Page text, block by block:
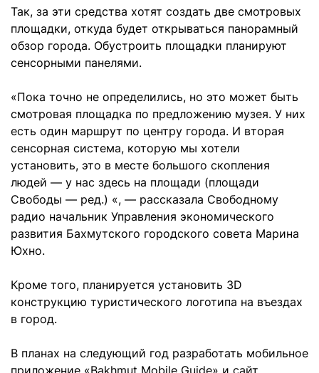
Так, за эти средства хотят создать две смотровых
площадки, откуда будет открываться панорамный
обзор города. Обустроить площадки планируют
сенсорными панелями.
«Пока точно не определились, но это может быть
смотровая площадка по предложению музея. У них
есть один маршрут по центру города. И вторая
сенсорная система, которую мы хотели
установить, это в месте большого скопления
людей — у нас здесь на площади (площади
Свободы — ред.) «, — рассказала Свободному
радио начальник Управления экономического
развития Бахмутского городского совета Марина
Юхно.
Кроме того, планируется установить 3D
конструкцию туристического логотипа на въездах
в город.
В планах на следующий год разработать мобильное
приложение «Bakhmut Mobile Guide» и сайт,